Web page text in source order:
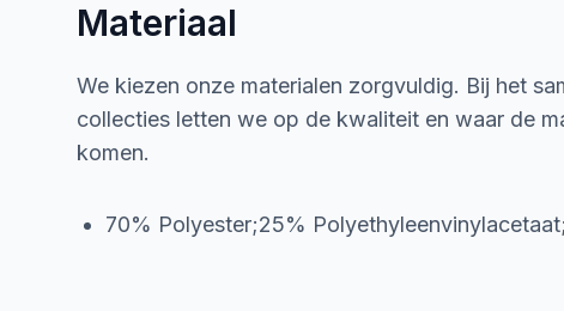
Materiaal
We kiezen onze materialen zorgvuldig. Bij het
collecties letten we op de kwaliteit en waar de
komen.
70% Polyester;25%